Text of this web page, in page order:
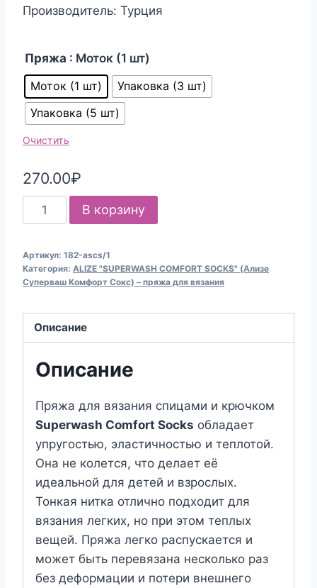
Производитель: Турция
Пряжа : Моток (1 шт)
Моток (1 шт)
Упаковка (3 шт)
Упаковка (5 шт)
Очистить
270.00₽
Количество
товара
для
вязания
SUPERWASH
COMFORT
(№182)
серый
меланж
В корзину
Артикул: 182-ascs/1
Категория: ALIZE "SUPERWASH COMFORT SOCKS" (Ализе
Суперваш Комфорт Сокс) – пряжа для вязания
Описание
Описание
Пряжа для вязания спицами и крючком
Superwash Comfort Socks обладает
упругостью, эластичностью и теплотой.
Она не колется, что делает её
идеальной для детей и взрослых.
Тонкая нитка отлично подходит для
вязания легких, но при этом теплых
вещей. Пряжа легко распускается и
может быть перевязана несколько раз
без деформации и потери внешнего